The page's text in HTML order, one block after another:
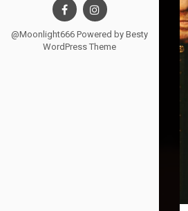
@Moonlight666 Powered by Besty
WordPress Theme